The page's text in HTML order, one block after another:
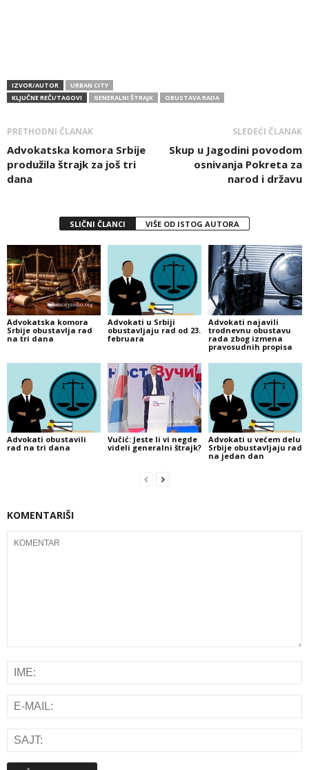
IZVOR/AUTOR
URBAN CITY
KLJUČNE REČI/TAGOVI
GENERALNI ŠTRAJK OBUSTAVA RADA
PRETHODNI ČLANAK
Advokatska komora Srbije
produžila štrajk za još tri
dana
SLEDEĆI ČLANAK
Skup u Jagodini povodom
osnivanja Pokreta za
narod i državu
SLIČNI ČLANCI VIŠE OD ISTOG AUTORA
Advokatska komora
Srbije obustavlja rad
na tri dana
Advokati u Srbiji
obustavljaju rad od 23.
februara
Advokati najavili
trodnevnu obustavu
rada zbog izmena
pravosudnih propisa
Advokati obustavili
rad na tri dana
Vučić: Jeste li vi negde
videli generalni štrajk?
Advokati u većem delu
Srbije obustavljaju rad
na jedan dan
KOMENTARIŠI